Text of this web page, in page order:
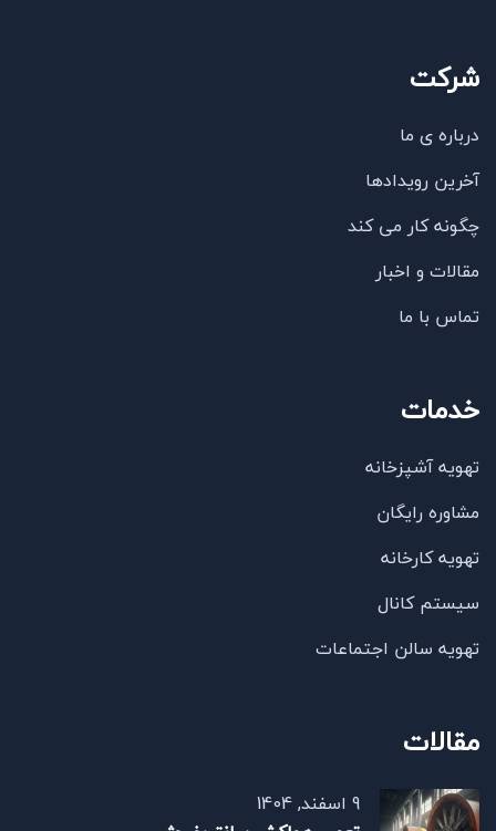
شرکت
درباره ی ما
آخرین رویدادها
چگونه کار می کند
مقالات و اخبار
تماس با ما
خدمات
تهویه آشپزخانه
مشاوره رایگان
تهویه کارخانه
سیستم کانال
تهویه سالن اجتماعات
مقالات
9 اسفند, 1404